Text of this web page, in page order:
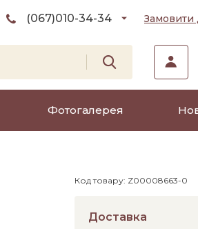
(067)010-34-34 Замовити
Фотогалерея
Код товару: Z00008663-0
Доставка